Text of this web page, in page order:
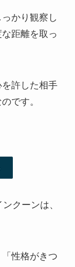
かり観察し
距離を取っ
許した相手
です。
ンクーンは、
性格がきつ